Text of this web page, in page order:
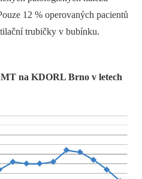
12 % operovaných pacientů
trubičky v bubínku.
na KDORL Brno v letech